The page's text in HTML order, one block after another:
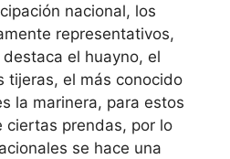
nacional, los
representativos,
el huayno, el
tijeras, el más conocido
la marinera, para estos
ciertas prendas, por lo
se hace una